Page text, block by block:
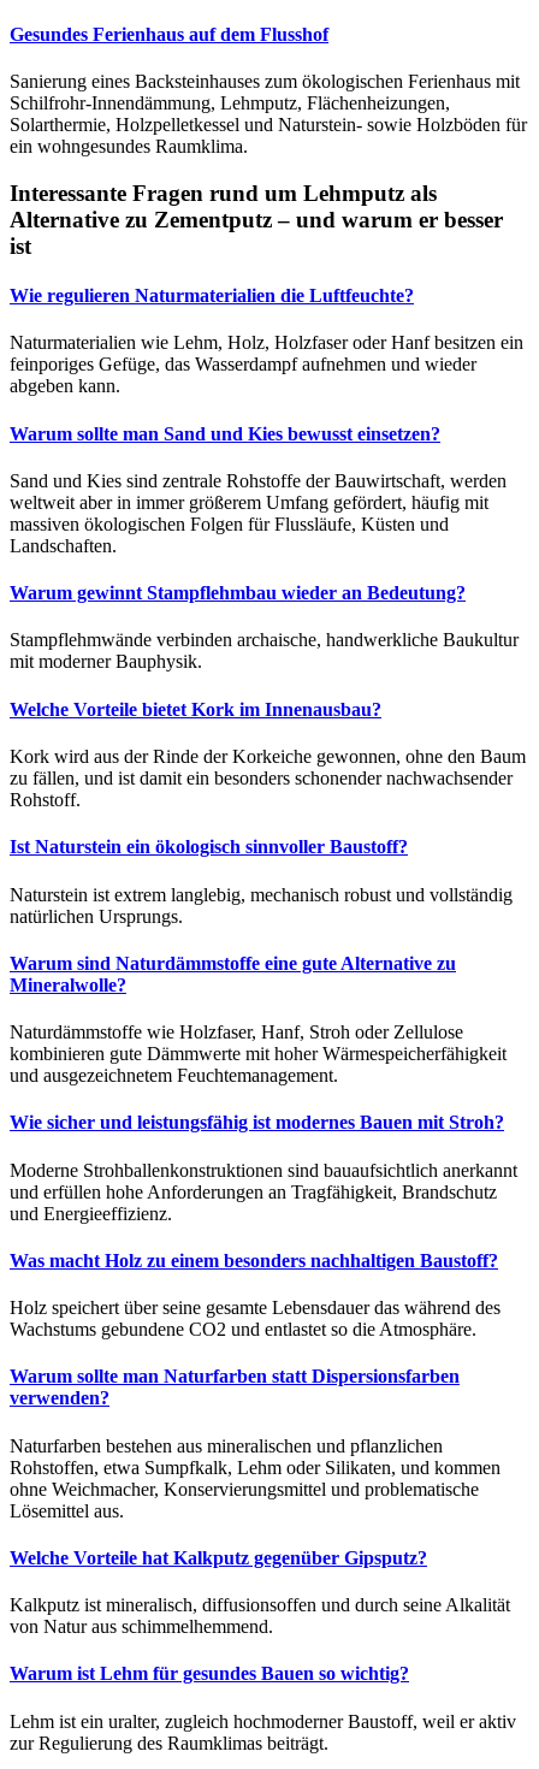
Gesundes Ferienhaus auf dem Flusshof
Sanierung eines Backsteinhauses zum ökologischen Ferienhaus mit
Schilfrohr-Innendämmung, Lehmputz, Flächenheizungen,
Solarthermie, Holzpelletkessel und Naturstein- sowie Holzböden für
ein wohngesundes Raumklima.
Interessante Fragen rund um Lehmputz als
Alternative zu Zementputz – und warum er besser
ist
Wie regulieren Naturmaterialien die Luftfeuchte?
Naturmaterialien wie Lehm, Holz, Holzfaser oder Hanf besitzen ein
feinporiges Gefüge, das Wasserdampf aufnehmen und wieder
abgeben kann.
Warum sollte man Sand und Kies bewusst einsetzen?
Sand und Kies sind zentrale Rohstoffe der Bauwirtschaft, werden
weltweit aber in immer größerem Umfang gefördert, häufig mit
massiven ökologischen Folgen für Flussläufe, Küsten und
Landschaften.
Warum gewinnt Stampflehmbau wieder an Bedeutung?
Stampflehmwände verbinden archaische, handwerkliche Baukultur
mit moderner Bauphysik.
Welche Vorteile bietet Kork im Innenausbau?
Kork wird aus der Rinde der Korkeiche gewonnen, ohne den Baum
zu fällen, und ist damit ein besonders schonender nachwachsender
Rohstoff.
Ist Naturstein ein ökologisch sinnvoller Baustoff?
Naturstein ist extrem langlebig, mechanisch robust und vollständig
natürlichen Ursprungs.
Warum sind Naturdämmstoffe eine gute Alternative zu
Mineralwolle?
Naturdämmstoffe wie Holzfaser, Hanf, Stroh oder Zellulose
kombinieren gute Dämmwerte mit hoher Wärmespeicherfähigkeit
und ausgezeichnetem Feuchtemanagement.
Wie sicher und leistungsfähig ist modernes Bauen mit Stroh?
Moderne Strohballenkonstruktionen sind bauaufsichtlich anerkannt
und erfüllen hohe Anforderungen an Tragfähigkeit, Brandschutz
und Energieeffizienz.
Was macht Holz zu einem besonders nachhaltigen Baustoff?
Holz speichert über seine gesamte Lebensdauer das während des
Wachstums gebundene CO2 und entlastet so die Atmosphäre.
Warum sollte man Naturfarben statt Dispersionsfarben
verwenden?
Naturfarben bestehen aus mineralischen und pflanzlichen
Rohstoffen, etwa Sumpfkalk, Lehm oder Silikaten, und kommen
ohne Weichmacher, Konservierungsmittel und problematische
Lösemittel aus.
Welche Vorteile hat Kalkputz gegenüber Gipsputz?
Kalkputz ist mineralisch, diffusionsoffen und durch seine Alkalität
von Natur aus schimmelhemmend.
Warum ist Lehm für gesundes Bauen so wichtig?
Lehm ist ein uralter, zugleich hochmoderner Baustoff, weil er aktiv
zur Regulierung des Raumklimas beiträgt.